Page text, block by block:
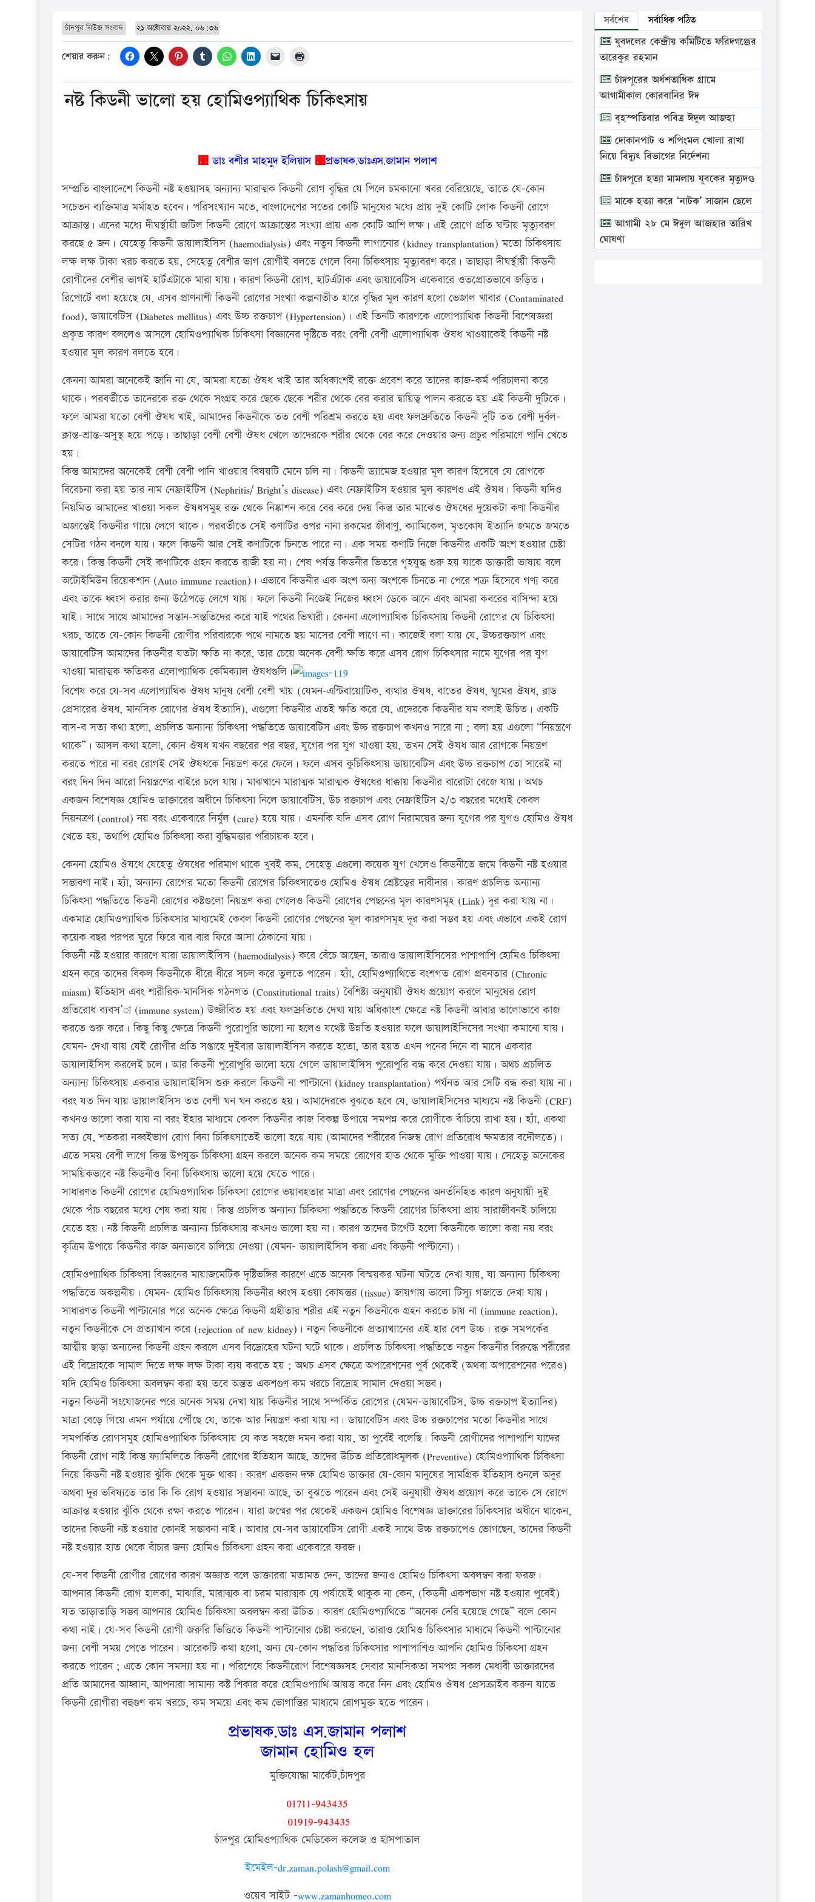
চাঁদপুর নিউজ সংবাদ ২১ অক্টোবার ২০২২, ০৬:৩৬
শেয়ার করুন:
নষ্ট কিডনী ভালো হয় হোমিওপ্যাথিক চিকিৎসায়
঳ ডাঃ বশীর মাহমুদ ইলিয়াস঳প্রভাষক.ডাঃএস.জামান পলাশ
সম্প্রতি বাংলাদেশে কিডনী নষ্ট হওয়াসহ অন্যান্য মারাত্মক কিডনী রোগ বৃদ্ধির যে পিলে চমকানো খবর বেরিয়েছে, তাতে যে-কোন
সচেতন ব্যক্তিমাত্র মর্মাহত হবেন। পরিসংখ্যান মতে, বাংলাদেশের সতের কোটি মানুষের মধ্যে প্রায় দুই কোটি লোক কিডনী রোগে
আক্রান্ত। এদের মধ্যে দীঘর্স্থায়ী জটিল কিডনী রোগে আক্রান্তের সংখ্যা প্রায় এক কোটি আশি লক্ষ। এই রোগে প্রতি ঘণ্টায় মৃত্যুবরণ
করছে ৫ জন। যেহেতু কিডনী ডায়ালাইসিস (haemodialysis) এবং নতুন কিডনী লাগানোর (kidney transplantation) মতো চিকিৎসায়
লক্ষ লক্ষ টাকা খরচ করতে হয়, সেহেতু বেশীর ভাগ রোগীই বলতে গেলে বিনা চিকিৎসায় মৃত্যুবরণ করে। তাছাড়া দীঘর্স্থায়ী কিডনী
রোগীদের বেশীর ভাগই হার্টএটাকে মারা যায়। কারণ কিডনী রোগ, হাটর্এটাক এবং ডায়াবেটিস একেবারে ওতপ্রোতভাবে জড়িত।
রিপোর্টে বলা হয়েছে যে, এসব প্রাণনাশী কিডনী রোগের সংখ্যা কল্পনাতীত হারে বৃদ্ধির মুল কারণ হলো ভেজাল খাবার (Contaminated
food), ডায়াবেটিস (Diabetes mellitus) এবং উচ্চ রক্তচাপ (Hypertension)। এই তিনটি কারণকে এলোপ্যাথিক কিডনী বিশেষজ্ঞরা
প্রকৃত কারণ বললেও আসলে হোমিওপ্যাথিক চিকিৎসা বিজ্ঞানের দৃষ্টিতে বরং বেশী বেশী এলোপ্যাথিক ঔষধ খাওয়াকেই কিডনী নষ্ট
হওয়ার মূল কারণ বলতে হবে।
কেননা আমরা অনেকেই জানি না যে, আমরা যতো ঔষধ খাই তার অধিকাংশই রক্তে প্রবেশ করে তাদের কাজ-কর্ম পরিচালনা করে
থাকে। পরবর্তীতে তাদেরকে রক্ত থেকে সংগ্রহ করে ছেকে ছেকে শরীর থেকে বের করার দ্বায়িত্ব পালন করতে হয় এই কিডনী দুটিকে।
ফলে আমরা যতো বেশী ঔষধ খাই, আমাদের কিডনীকে তত বেশী পরিশ্রম করতে হয় এবং ফলস্রুতিতে কিডনী দুটি তত বেশী দুর্বল-
ক্লান্ত-শ্রান্ত-অসুস্থ হয়ে পড়ে। তাছাড়া বেশী বেশী ঔষধ খেলে তাদেরকে শরীর থেকে বের করে দেওয়ার জন্য প্রচুর পরিমাণে পানি খেতে
হয়।
কিন্তু আমাদের অনেকেই বেশী বেশী পানি খাওয়ার বিষয়টি মেনে চলি না। কিডনী ড্যামেজ হওয়ার মূল কারণ হিসেবে যে রোগকে
বিবেচনা করা হয় তার নাম নেফ্রাইটিস (Nephritis/ Bright’s disease) এবং নেফ্রাইটিস হওয়ার মুল কারণও এই ঔষধ। কিডনী যদিও
নিয়মিত আমাদের খাওয়া সকল ঔষধসমুহ রক্ত থেকে নিষ্কাশন করে বের করে দেয় কিন্তু তার মাঝেও ঔষধের দুয়েকটা কণা কিডনীর
অজান্তেই কিডনীর গায়ে লেগে থাকে। পরবর্তীতে সেই কণাটির ওপর নানা রকমের জীবাণু, ক্যামিকেল, মৃতকোষ ইত্যাদি জমতে জমতে
সেটির গঠন বদলে যায়। ফলে কিডনী আর সেই কণাটিকে চিনতে পারে না। এক সময় কণাটি নিজে কিডনীর একটি অংশ হওয়ার চেষ্টা
করে। কিন্তু কিডনী সেই কণাটিকে গ্রহন করতে রাজী হয় না। শেষ পর্যন্ত কিডনীর ভিতরে গৃহযুদ্ধ শুরু হয় যাকে ডাক্তারী ভাষায় বলে
অটোইমিউন রিয়েকশান (Auto immune reaction)। এভাবে কিডনীর এক অংশ অন্য অংশকে চিনতে না পেরে শত্রু হিসেবে গণ্য করে
এবং তাকে ধ্বংস করার জন্য উঠেপড়ে লেগে যায়। ফলে কিডনী নিজেই নিজের ধ্বংস ডেকে আনে এবং আমরা কবরের বাসিন্দা হয়ে
যাই। সাথে সাথে আমাদের সন্তান-সন্ততিদের করে যাই পথের ভিখারী। কেননা এলোপ্যাথিক চিকিৎসায় কিডনী রোগের যে চিকিৎসা
খরচ, তাতে যে-কোন কিডনী রোগীর পরিবারকে পথে নামতে ছয় মাসের বেশী লাগে না। কাজেই বলা যায় যে, উচ্চরক্তচাপ এবং
ডায়াবেটিস আমাদের কিডনীর যতটা ক্ষতি না করে, তার চেয়ে অনেক বেশী ক্ষতি করে এসব রোগ চিকিৎসার নামে যুগের পর যুগ
খাওয়া মারাত্মক ক্ষতিকর এলোপ্যাথিক কেমিক্যাল ঔষধগুলি।
বিশেষ করে যে-সব এলোপ্যাথিক ঔষধ মানুষ বেশী বেশী খায় (যেমন-এন্টিবায়োটিক, ব্যথার ঔষধ, বাতের ঔষধ, ঘুমের ঔষধ, ব্লাড
প্রেসারের ঔষধ, মানসিক রোগের ঔষধ ইত্যাদি), এগুলো কিডনীর এতই ক্ষতি করে যে, এদেরকে কিডনীর যম বলাই উচিত। একটি
বাস-ব সত্য কথা হলো, প্রচলিত অন্যান্য চিকিৎসা পদ্ধতিতে ডায়াবেটিস এবং উচ্চ রক্তচাপ কখনও সারে না ; বলা হয় এগুলো “নিয়ন্ত্রণে
থাকে”। আসল কথা হলো, কোন ঔষধ যখন বছরের পর বছর, যুগের পর যুগ খাওয়া হয়, তখন সেই ঔষধ আর রোগকে নিয়ন্ত্রণ
করতে পারে না বরং রোগই সেই ঔষধকে নিয়ন্ত্রণ করে ফেলে। ফলে এসব কুচিকিৎসায় ডায়াবেটিস এবং উচ্চ রক্তচাপ তো সারেই না
বরং দিন দিন আরো নিয়ন্ত্রণের বাইরে চলে যায়। মাঝখানে মারাত্মক মারাত্মক ঔষধের ধাক্কায় কিডনীর বারোটা বেজে যায়। অথচ
একজন বিশেষজ্ঞ হোমিও ডাক্তারের অধীনে চিকিৎসা নিলে ডায়াবেটিস, উচ রক্তচাপ এবং নেফ্রাইটিস ২/৩ বছরের মধ্যেই কেবল
নিয়নত্রণ (control) নয় বরং একেবারে নির্মুল (cure) হয়ে যায়। এমনকি যদি এসব রোগ নিরাময়ের জন্য যুগের পর যুগও হোমিও ঔষধ
খেতে হয়, তথাপি হোমিও চিকিৎসা করা বুদ্ধিমত্তার পরিচায়ক হবে।
কেননা হোমিও ঔষধে যেহেতু ঔষধের পরিমাণ থাকে খুবই কম, সেহেতু এগুলো কয়েক যুগ খেলেও কিডনীতে জমে কিডনী নষ্ট হওয়ার
সম্ভাবণা নাই। হ্যাঁ, অন্যান্য রোগের মতো কিডনী রোগের চিকিৎসাতেও হোমিও ঔষধ শ্রেষ্টত্বের দাবীদার। কারণ প্রচলিত অন্যান্য
চিকিৎসা পদ্ধতিতে কিডনী রোগের কষ্টগুলো নিয়ন্ত্রণ করা গেলেও কিডনী রোগের পেছনের মূল কারণসমূহ (Link) দূর করা যায় না।
একমাত্র হোমিওপ্যাথিক চিকিৎসার মাধ্যমেই কেবল কিডনী রোগের পেছনের মূল কারণসমূহ দূর করা সম্ভব হয় এবং এভাবে একই রোগ
কয়েক বছর পরপর ঘুরে ফিরে বার বার ফিরে আসা ঠেকানো যায়।
কিডনী নষ্ট হওয়ার কারণে যারা ডায়ালাইসিস (haemodialysis) করে বেঁচে আছেন, তারাও ডায়ালাইসিসের পাশাপাশি হোমিও চিকিৎসা
গ্রহন করে তাদের বিকল কিডনীকে ধীরে ধীরে সচল করে তুলতে পারেন। হ্যাঁ, হোমিওপ্যাথিতে বংশগত রোগ প্রবনতার (Chronic
miasm) ইতিহাস এবং শারীরিক-মানসিক গঠনগত (Constitutional traits) বৈশিষ্ট্য অনুযায়ী ঔষধ প্রয়োগ করলে মানুষের রোগ
প্রতিরোধ ব্যবস’া (immune system) উজ্জীবিত হয় এবং ফলস্রুতিতে দেখা যায় অধিকাংশ ক্ষেত্রে নষ্ট কিডনী আবার ভালোভাবে কাজ
করতে শুরু করে। কিছু কিছু ক্ষেত্রে কিডনী পুরোপুরি ভালো না হলেও যথেষ্ট উন্নতি হওয়ার ফলে ডায়ালাইসিসের সংখ্যা কমানো যায়।
যেমন- দেখা যায় যেই রোগীর প্রতি সপ্তাহে দুইবার ডায়ালাইসিস করতে হতো, তার হয়ত এখন পনের দিনে বা মাসে একবার
ডায়ালাইসিস করলেই চলে। আর কিডনী পুরোপুরি ভালো হয়ে গেলে ডায়ালাইসিস পুরোপুরি বন্ধ করে দেওয়া যায়। অথচ প্রচলিত
অন্যান্য চিকিৎসায় একবার ডায়ালাইসিস শুরু করলে কিডনী না পাল্টানো (kidney transplantation) পর্যনত আর সেটি বন্ধ করা যায় না।
বরং যত দিন যায় ডায়ালাইসিস তত বেশী ঘন ঘন করতে হয়। আমাদেরকে বুঝতে হবে যে, ডায়ালাইসিসের মাধ্যমে নষ্ট কিডনী (CRF)
কখনও ভালো করা যায় না বরং ইহার মাধ্যমে কেবল কিডনীর কাজ বিকল্প উপায়ে সমপন্ন করে রোগীকে বাঁচিয়ে রাখা হয়। হ্যাঁ, একথা
সত্য যে, শতকরা নব্বইভাগ রোগ বিনা চিকিৎসাতেই ভালো হয়ে যায় (আমাদের শরীরের নিজস্ব রোগ প্রতিরোধ ক্ষমতার বদৌলতে)।
এতে সময় বেশী লাগে কিন্তু উপযুক্ত চিকিৎসা গ্রহন করলে অনেক কম সময়ে রোগের হাত থেকে মুক্তি পাওয়া যায়। সেহেতু অনেকের
সাময়িকভাবে নষ্ট কিডনীও বিনা চিকিৎসায় ভালো হয়ে যেতে পারে।
সাধারণত কিডনী রোগের হোমিওপ্যাথিক চিকিৎসা রোগের ভয়াবহতার মাত্রা এবং রোগের পেছনের অনর্তনিহিত কারণ অনুযায়ী দুই
থেকে পাঁচ বছরের মধ্যে শেষ করা যায়। কিন্তু প্রচলিত অন্যান্য চিকিৎসা পদ্ধতিতে কিডনী রোগের চিকিৎসা প্রায় সারাজীবনই চালিয়ে
যেতে হয়। নষ্ট কিডনী প্রচলিত অন্যান্য চিকিৎসায় কখনও ভালো হয় না। কারণ তাদের টার্গেট হলো কিডনীকে ভালো করা নয় বরং
কৃত্রিম উপায়ে কিডনীর কাজ অন্যভাবে চালিয়ে নেওয়া (যেমন- ডায়ালাইসিস করা এবং কিডনী পাল্টানো)।
হোমিওপ্যাথিক চিকিৎসা বিজ্ঞানের মায়াজমেটিক দৃষ্টিভঙ্গির কারণে এতে অনেক বিস্ময়কর ঘটনা ঘটতে দেখা যায়, যা অন্যান্য চিকিৎসা
পদ্ধতিতে অকল্পনীয়। যেমন- হোমিও চিকিৎসায় কিডনীর ধ্বংস হওয়া কোষন্তুর (tissue) জায়গায় ভালো টিস্যু গজাতে দেখা যায়।
সাধারণত কিডনী পাল্টানোর পরে অনেক ক্ষেত্রে কিডনী গ্রহীতার শরীর এই নতুন কিডনীকে গ্রহন করতে চায় না (immune reaction),
নতুন কিডনীকে সে প্রত্যাখান করে (rejection of new kidney)। নতুন কিডনীকে প্রত্যাখ্যানের এই হার বেশ উচ্চ। রক্ত সমপর্কের
আত্মীয় ছাড়া অন্যদের কিডনী গ্রহন করলে এসব বিদ্রোহের ঘটনা ঘটে থাকে। প্রচলিত চিকিৎসা পদ্ধতিতে নতুন কিডনীর বিরুদ্ধে শরীরের
এই বিদ্রোহকে সামাল দিতে লক্ষ লক্ষ টাকা ব্যয় করতে হয় ; অথচ এসব ক্ষেত্রে অপারেশনের পূর্ব থেকেই (অথবা অপারেশনের পরেও)
যদি হোমিও চিকিৎসা অবলম্বন করা হয় তবে অন্তত একশগুণ কম খরচে বিদ্রোহ সামাল দেওয়া সম্ভব।
নতুন কিডনী সংযোজনের পরে অনেক সময় দেখা যায় কিডনীর সাথে সম্পর্কিত রোগের (যেমন-ডায়াবেটিস, উচ্চ রক্তচাপ ইত্যাদির)
মাত্রা বেড়ে গিয়ে এমন পর্যায়ে পৌঁছে যে, তাকে আর নিয়ন্ত্রণ করা যায় না। ডায়াবেটিস এবং উচ্চ রক্তচাপের মতো কিডনীর সাথে
সমপর্কিত রোগসমুহ হোমিওপ্যাথিক চিকিৎসায় যে কত সহজে দমন করা যায়, তা পুর্বেই বলেছি। কিডনী রোগীদের পাশাপাশি যাদের
কিডনী রোগ নাই কিন্তু ফ্যামিলিতে কিডনী রোগের ইতিহাস আছে, তাদের উচিত প্রতিরোধমুলক (Preventive) হোমিওপ্যাথিক চিকিৎসা
নিয়ে কিডনী নষ্ট হওয়ার ঝুঁকি থেকে মুক্ত থাকা। কারণ একজন দক্ষ হোমিও ডাক্তার যে-কোন মানুষের সামগ্রিক ইতিহাস শুনলে অদুর
অথবা দুর ভবিষ্যতে তার কি কি রোগ হওয়ার সম্ভাবনা আছে, তা বুঝতে পারেন এবং সেই অনুযায়ী ঔষধ প্রয়োগ করে তাকে সে রোগে
আক্রান্ত হওয়ার ঝুঁকি থেকে রক্ষা করতে পারেন। যারা জন্মের পর থেকেই একজন হোমিও বিশেষজ্ঞ ডাক্তারের চিকিৎসার অধীনে থাকেন,
তাদের কিডনী নষ্ট হওয়ার কোনই সম্ভাবনা নাই। আবার যে-সব ডায়াবেটিস রোগী একই সাথে উচ্চ রক্তচাপেও ভোগছেন, তাদের কিডনী
নষ্ট হওয়ার হাত থেকে বাঁচার জন্য হোমিও চিকিৎসা গ্রহন করা একেবারে ফরজ।
যে-সব কিডনী রোগীর রোগের কারণ অজ্ঞাত বলে ডাক্তাররা মতামত দেন, তাদের জন্যও হোমিও চিকিৎসা অবলম্বন করা ফরজ।
আপনার কিডনী রোগ হালকা, মাঝারি, মারাত্মক বা চরম মারাত্মক যে পর্যায়েই থাকুক না কেন, (কিডনী একশভাগ নষ্ট হওয়ার পুবেই)
যত তাড়াতাড়ি সম্ভব আপনার হোমিও চিকিৎসা অবলম্বন করা উচিত। কারণ হোমিওপ্যাথিতে “অনেক দেরি হয়েছে গেছে” বলে কোন
কথা নাই। যে-সব কিডনী রোগী জরুরি ভিত্তিতে কিডনী পাল্টানোর চেষ্টা করছেন, তারাও হোমিও চিকিৎসার মাধ্যমে কিডনী পাল্টানোর
জন্য বেশী সময় পেতে পারেন। আরেকটি কথা হলো, অন্য যে-কোন পদ্ধতির চিকিৎসার পাশাপাশিও আপনি হোমিও চিকিৎসা গ্রহন
করতে পারেন ; এতে কোন সমস্যা হয় না। পরিশেষে কিডনীরোগ বিশেষজ্ঞসহ সেবার মানসিকতা সমপন্ন সকল মেধাবী ডাক্তারদের
প্রতি আমাদের আহ্বান, আপনারা সামান্য কষ্ট শিকার করে হোমিওপ্যাথি আয়ত্ত করে নিন এবং হোমিও ঔষধ প্রেসক্রাইব করুন যাতে
কিডনী রোগীরা বহুগুণ কম খরচে, কম সময়ে এবং কম ভোগান্তির মাধ্যমে রোগমুক্ত হতে পারেন।
প্রভাষক.ডাঃ এস.জামান পলাশ
জামান হোমিও হল
মুক্তিযোদ্ধা মার্কেট,চাঁদপুর
01711-943435
01919-943435
চাঁদপুর হোমিওপ্যাথিক মেডিকেল কলেজ ও হাসপাতাল
ইমেইল-dr.zaman.polash@gmail.com
ওয়েব সাইট –www.zamanhomeo.com
সর্বশেষ সর্বাধিক পঠিত
যুবদলের কেন্দ্রীয় কমিটিতে ফরিদগঞ্জের
তারেকুর রহমান
চাঁদপুরের অর্ধশতাধিক গ্রামে
আগামীকাল কোরবানির ঈদ
বৃহস্পতিবার পবিত্র ঈদুল আজহা
দোকানপাট ও শপিংমল খোলা রাখা
নিয়ে বিদ্যুৎ বিভাগের নির্দেশনা
চাঁদপুরে হত্যা মামলায় যুবকের মৃত্যুদণ্ড
মাকে হত্যা করে ‘নাটক’ সাজান ছেলে
আগামী ২৮ মে ঈদুল আজহার তারিখ
ঘোষণা